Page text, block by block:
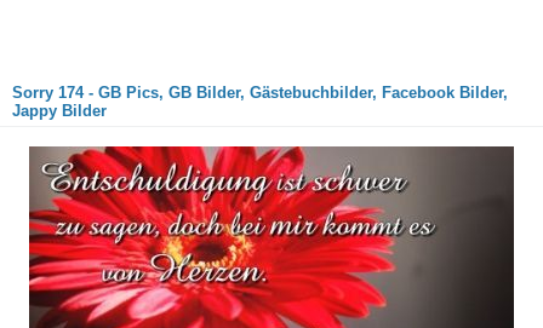
Sorry 174 - GB Pics, GB Bilder, Gästebuchbilder, Facebook Bilder,
Jappy Bilder